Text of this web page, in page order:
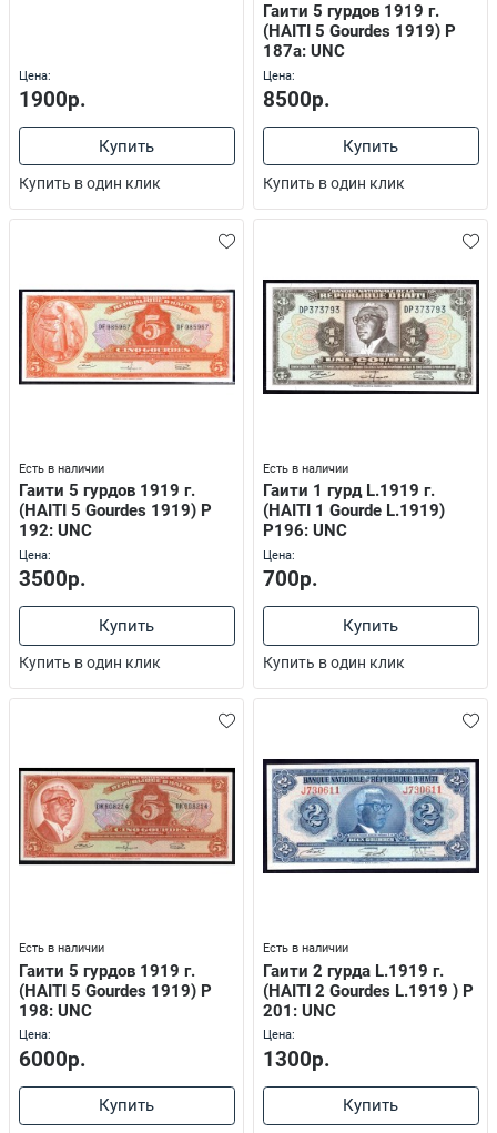
Цена:
1900р.
Купить
Купить в один клик
Гаити 5 гурдов 1919 г.
(HAITI 5 Gourdes 1919) P
187a: UNC
Цена:
8500р.
Купить
Купить в один клик
Есть в наличии
Гаити 5 гурдов 1919 г.
(HAITI 5 Gourdes 1919) P
192: UNC
Цена:
3500р.
Купить
Купить в один клик
Есть в наличии
Гаити 1 гурд L.1919 г.
(HAITI 1 Gourde L.1919)
P196: UNC
Цена:
700р.
Купить
Купить в один клик
Есть в наличии
Гаити 5 гурдов 1919 г.
(HAITI 5 Gourdes 1919) P
198: UNC
Цена:
6000р.
Купить
Есть в наличии
Гаити 2 гурда L.1919 г.
(HAITI 2 Gourdes L.1919 ) P
201: UNC
Цена:
1300р.
Купить